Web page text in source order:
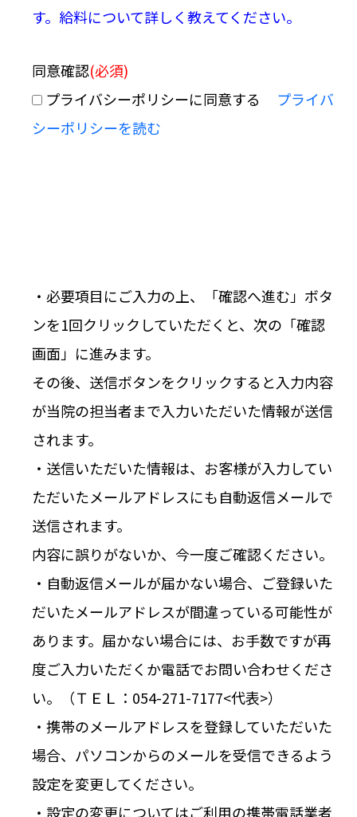
す。給料について詳しく教えてください。
同意確認(必須)
プライバシーポリシーに同意する
プライバ
シーポリシーを読む
・必要項目にご入力の上、「確認へ進む」ボタ
ンを1回クリックしていただくと、次の「確認
画面」に進みます。
その後、送信ボタンをクリックすると入力内容
が当院の担当者まで入力いただいた情報が送信
されます。
・送信いただいた情報は、お客様が入力してい
ただいたメールアドレスにも自動返信メールで
送信されます。
内容に誤りがないか、今一度ご確認ください。
・自動返信メールが届かない場合、ご登録いた
だいたメールアドレスが間違っている可能性が
あります。届かない場合には、お手数ですが再
度ご入力いただくか電話でお問い合わせくださ
い。（ＴＥＬ：054-271-7177<代表>）
・携帯のメールアドレスを登録していただいた
場合、パソコンからのメールを受信できるよう
設定を変更してください。
・設定の変更についてはご利用の携帯電話業者